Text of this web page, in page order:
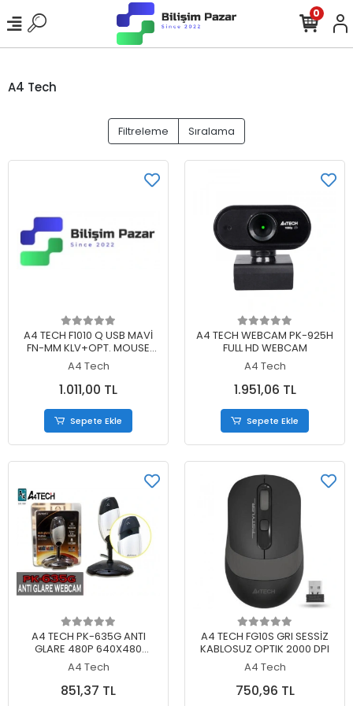
0
A4 Tech
Filtreleme Sıralama
Sepete Ekle
A4 TECH F1010 Q USB MAVİ
FN-MM KLV+OPT. MOUSE
1600
A4 Tech
1.011,00 TL
Sepete Ekle
Sepete Ekle
A4 TECH WEBCAM PK-925H
FULL HD WEBCAM
A4 Tech
1.951,06 TL
Sepete Ekle
Sepete Ekle
A4 TECH PK-635G ANTI
GLARE 480P 640X480
WEBCAM
A4 Tech
851,37 TL
Sepete Ekle
A4 TECH FG10S GRI SESSİZ
KABLOSUZ OPTIK 2000 DPI
A4 Tech
750,96 TL